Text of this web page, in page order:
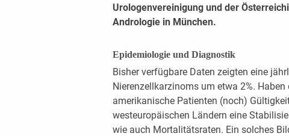
Urologenvereinigung und der
Andrologie in München.
Epidemiologie und Diagnostik
Bisher verfügbare Daten zeigten eine
Nierenzellkarzinoms um etwa 2%.
amerikanische Patienten (noch)
westeuropäischen Ländern eine
wie auch Mortalitätsraten. Ein solches